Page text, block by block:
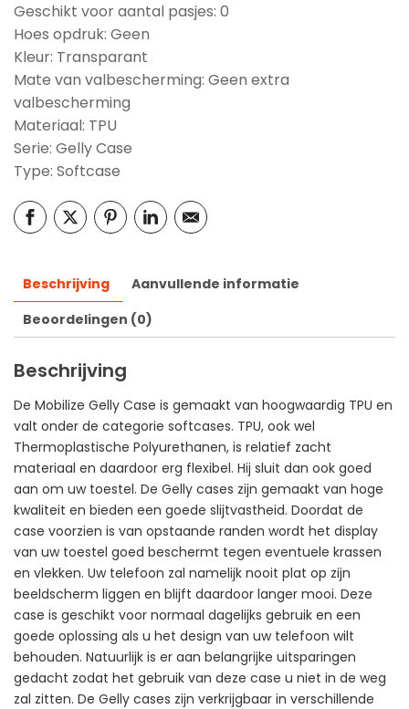
Geschikt voor aantal pasjes: 0
Hoes opdruk: Geen
Kleur: Transparant
Mate van valbescherming: Geen extra
valbescherming
Materiaal: TPU
Serie: Gelly Case
Type: Softcase
Beschrijving
Aanvullende informatie
Beoordelingen (0)
Beschrijving
De Mobilize Gelly Case is gemaakt van hoogwaardig TPU en
valt onder de categorie softcases. TPU, ook wel
Thermoplastische Polyurethanen, is relatief zacht
materiaal en daardoor erg flexibel. Hij sluit dan ook goed
aan om uw toestel. De Gelly cases zijn gemaakt van hoge
kwaliteit en bieden een goede slijtvastheid. Doordat de
case voorzien is van opstaande randen wordt het display
van uw toestel goed beschermt tegen eventuele krassen
en vlekken. Uw telefoon zal namelijk nooit plat op zijn
beeldscherm liggen en blijft daardoor langer mooi. Deze
case is geschikt voor normaal dagelijks gebruik en een
goede oplossing als u het design van uw telefoon wilt
behouden. Natuurlijk is er aan belangrijke uitsparingen
gedacht zodat het gebruik van deze case u niet in de weg
zal zitten. De Gelly cases zijn verkrijgbaar in verschillende